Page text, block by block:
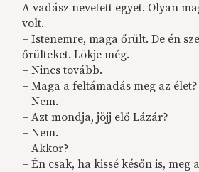
A vadász nevetett egyet. Olyan
volt.
– Istenemre, maga őrült. De én
őrülteket. Lökje még.
– Nincs tovább.
– Maga a feltámadás meg az élet?
– Nem.
– Azt mondja, jöjj elő Lázár?
– Nem.
– Akkor?
– Én csak, ha kissé későn is, meg